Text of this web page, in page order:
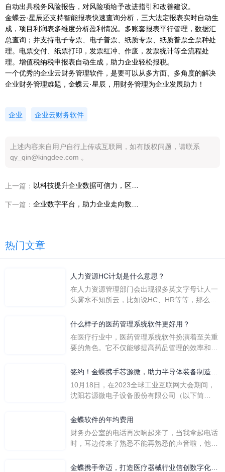
自动出具税务风险报告，对风险项给予改进指引和改善建议。
金蝶云·星辰还支持智能报表快速查询分析，三大法定报表实时自动生
成，项目利润表多维度分析盈利情况。多账套报表平行管理，数据汇
总查询；并支持电子专票、电子普票、纸质专票、纸质普票全票种处
理。电票交付、纸票打印，发票红冲、作废，发票统计等全流程处
理。增值税纳税申报表自动生成，助力企业轻松报税。
一个优秀的企业云财务管理软件，是要可以从多方面、多角度的解决
企业财务管理难题，金蝶云·星辰，用财务管理为企业发展助力！
企业 企业云财务软件
上述内容来自用户自行上传或互联网，如有版权问题，请联系
qy_qin@kingdee.com 。
上一篇：
下一篇：
热门文章
人力资源HC计划是什么意思？
在人力资源管理部门会出现很多英文字母让人一
头雾水不知所云，比如说HC、HR等等，那么它
么呢？
什么样子的医药管理系统软件更好用？
在医疗行业中，医药管理系统软件扮演着至关重
要的角色。它不仅能够提高药品管理的效率和准
一个好用的医药管理系统软件应具备以下特点。
地进行操作。 复杂的
签约！金蝶携手芯源微，助力半导体装备制造领
先企业迈向世界
10月18日，在2023全球工业互联网大会期间，
沈阳芯源微电子设备股份有限公司（以下简
下简称“金蝶”）在辽宁沈阳签署战略合作协议。
营管控平台，从而实现公司产研一体化、业财一
体化，提升公司整体业务水平。
金蝶软件的年均费用
财务办公室的电话再次响起来了，当我拿起电话
时，耳边传来了熟悉不能再熟悉的声音啦，他就
软件过程中遇到任何问题，我都可以获得金蝶服
金蝶携手帝迈，打造医疗器械行业信创数字化标